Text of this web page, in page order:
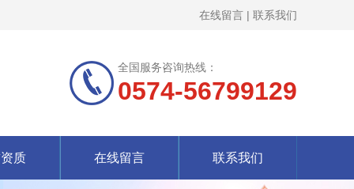
在线留言 | 联系我们
全国服务咨询热线：
0574-56799129
质 在线留言 联系我们